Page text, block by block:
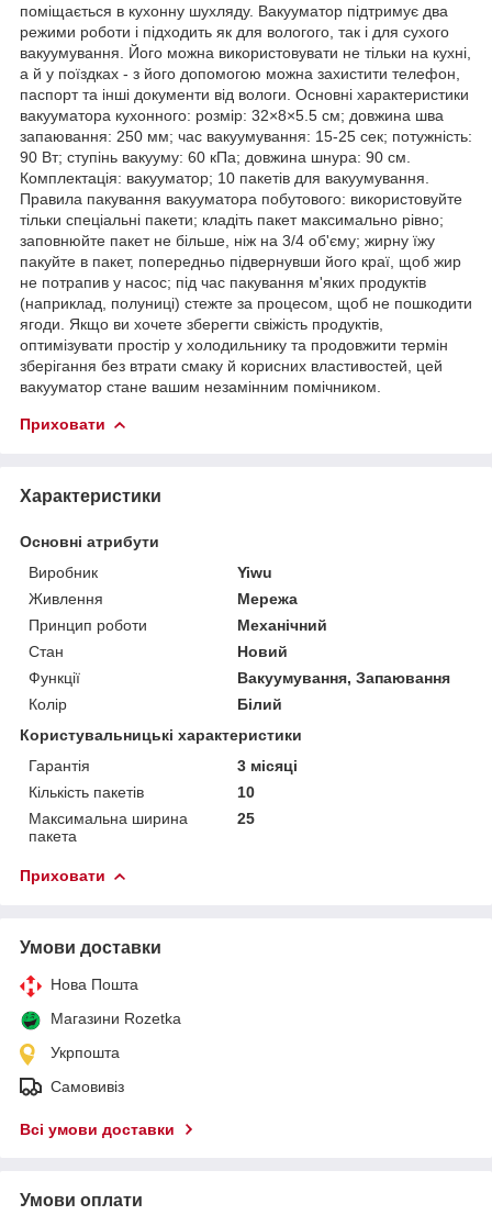
поміщається в кухонну шухляду. Вакууматор підтримує два
режими роботи і підходить як для вологого, так і для сухого
вакуумування. Його можна використовувати не тільки на кухні,
а й у поїздках - з його допомогою можна захистити телефон,
паспорт та інші документи від вологи. Основні характеристики
вакууматора кухонного: розмір: 32×8×5.5 см; довжина шва
запаювання: 250 мм; час вакуумування: 15-25 сек; потужність:
90 Вт; ступінь вакууму: 60 кПа; довжина шнура: 90 см.
Комплектація: вакууматор; 10 пакетів для вакуумування.
Правила пакування вакууматора побутового: використовуйте
тільки спеціальні пакети; кладіть пакет максимально рівно;
заповнюйте пакет не більше, ніж на 3/4 об'єму; жирну їжу
пакуйте в пакет, попередньо підвернувши його краї, щоб жир
не потрапив у насос; під час пакування м'яких продуктів
(наприклад, полуниці) стежте за процесом, щоб не пошкодити
ягоди. Якщо ви хочете зберегти свіжість продуктів,
оптимізувати простір у холодильнику та продовжити термін
зберігання без втрати смаку й корисних властивостей, цей
вакууматор стане вашим незамінним помічником.
Приховати
Характеристики
Основні атрибути
Виробник
Yiwu
Живлення
Мережа
Принцип роботи
Механічний
Стан
Новий
Функції
Вакуумування, Запаювання
Колір
Білий
Користувальницькі характеристики
Гарантія
3 місяці
Кількість пакетів
10
Максимальна ширина
пакета
25
Приховати
Умови доставки
Нова Пошта
Магазини Rozetka
Укрпошта
Самовивіз
Всі умови доставки
Умови оплати